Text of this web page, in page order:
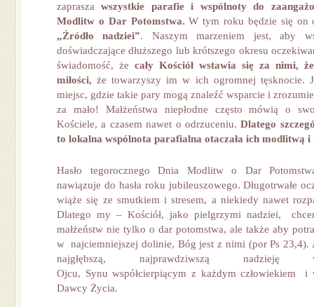
zapraszawszystkie parafie i wspólnoty do
Modlitw o Dar Potomstwa.W tym roku będzie się on
„Źródło nadziei”. Naszym marzeniem jest, aby
doświadczające dłuższego lub krótszego okresu
świadomość, że cały Kościół wstawia się za nimi,
miłości, że towarzyszy im w ich ogromnej tęsknocie.
miejsc, gdzie takie pary mogą znaleźć wsparcie i
za mało! Małżeństwa niepłodne często mówią o
Kościele, a czasem nawet o odrzuceniu.Dlatego
to lokalna wspólnota parafialna otaczała ich modlitwą i
Hasło tegorocznego Dnia Modlitw o Dar
nawiązuje do hasła roku jubileuszowego. Długotrwałe
wiąże się ze smutkiem i stresem, a niekiedy nawet
Dlatego my – Kościół, jako pielgrzymi nadziei,
małżeństw nie tylko o dar potomstwa, ale także aby
w najciemniejszej dolinie, Bóg jest z nimi (por Ps 23,4).
najgłębszą, najprawdziwszą nadzieję
Ojcu, Synu współcierpiącym z każdym człowiekiem
Dawcy Życia.